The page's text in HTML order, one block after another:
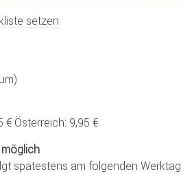
setzen
€ Österreich: 9,95 €
spätestens am folgenden Werktag